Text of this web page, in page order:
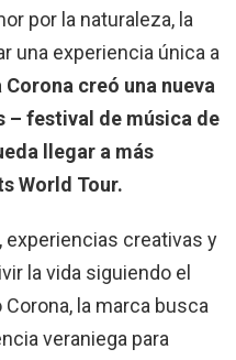
por la naturaleza, la
una experiencia única a
Corona creó una nueva
– festival de música de
llegar a más
World Tour.
creativas y
la vida siguiendo el
la marca busca
veraniega para